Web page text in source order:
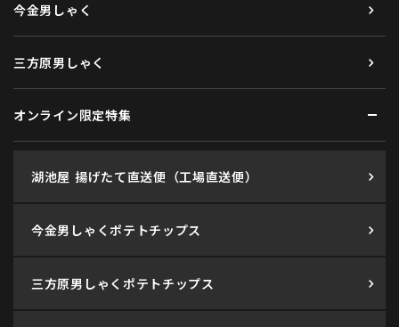
今金男しゃく
三方原男しゃく
オンライン限定特集
湖池屋 揚げたて直送便（工場直送便）
今金男しゃくポテトチップス
三方原男しゃくポテトチップス